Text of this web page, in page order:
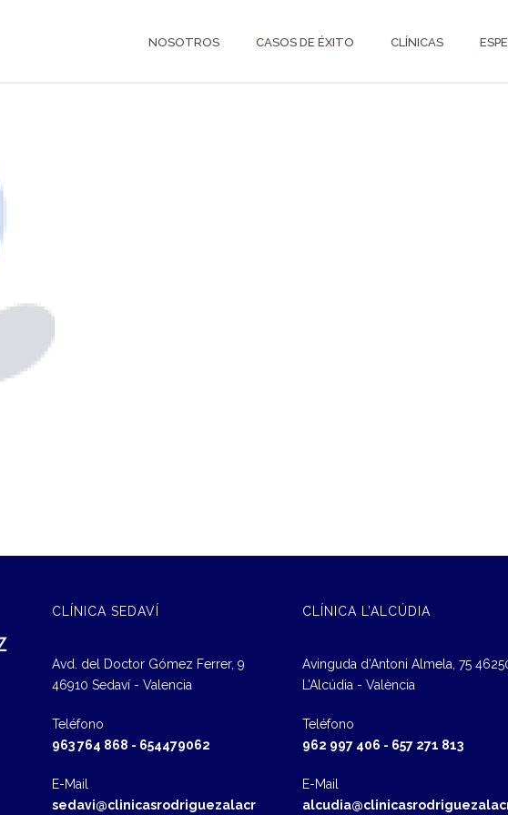
NOSOTROS CASOS DE ÉXITO CLÍNICAS
CLÍNICA SEDAVÍ
Avd. del Doctor Gómez Ferrer, 9
46910 Sedaví - Valencia
Teléfono
963 764 868 - 654479062
E-Mail
sedavi@clinicasrodriguezalacr
CLÍNICA L’ALCÚDIA
Avinguda d‘Antoni Almela, 75
L’Alcúdia - València
Teléfono
962 997 406 - 657 271 813
E-Mail